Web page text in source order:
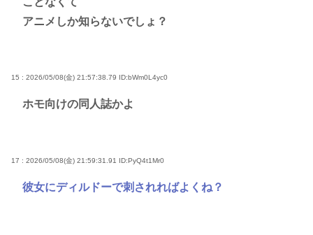
アニメしか知らないでしょ？
15 : 2026/05/08(金) 21:57:38.79 ID:bWm0L4yc0
ホモ向けの同人誌かよ
17 : 2026/05/08(金) 21:59:31.91 ID:PyQ4t1Mr0
彼女にディルドーで刺されればよくね？